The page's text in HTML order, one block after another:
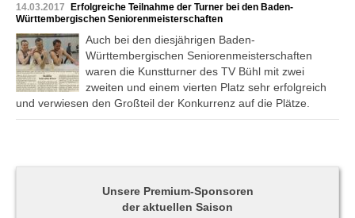
14.03.2017
Erfolgreiche Teilnahme der Turner bei den Baden-
Württembergischen Seniorenmeisterschaften
Auch bei den diesjährigen Baden-
Württembergischen Seniorenmeisterschaften
waren die Kunstturner des TV Bühl mit zwei
zweiten und einem vierten Platz sehr erfolgreich
und verwiesen den Großteil der Konkurrenz auf die Plätze.
Unsere Premium-Sponsoren
der aktuellen Saison